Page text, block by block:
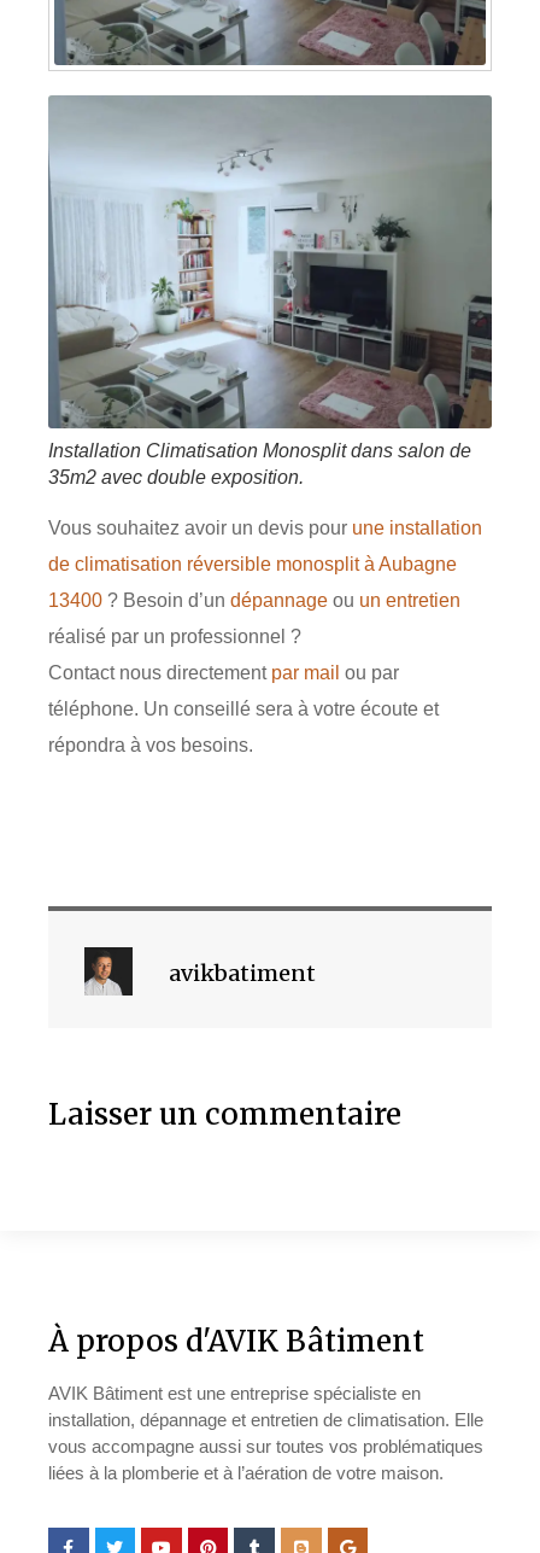
Installation Climatisation Monosplit dans salon de
35m2 avec double exposition.
Vous souhaitez avoir un devis pour une installation
de climatisation réversible monosplit à Aubagne
13400 ? Besoin d’un dépannage ou un entretien
réalisé par un professionnel ?
Contact nous directement par mail ou par
téléphone. Un conseillé sera à votre écoute et
répondra à vos besoins.
avikbatiment
Laisser un commentaire
À propos d'AVIK Bâtiment
AVIK Bâtiment est une entreprise spécialiste en
installation, dépannage et entretien de climatisation. Elle
vous accompagne aussi sur toutes vos problématiques
liées à la plomberie et à l’aération de votre maison.